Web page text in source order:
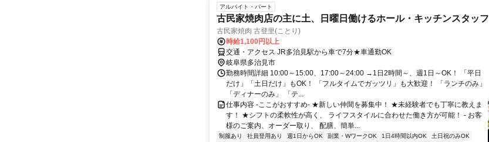
アルバイト・パート
古民家焼肉店の主に土、日曜日働けるホール・キッチンスタッフ
古民家焼肉 古登里(ことり)
時給1,100円以上
交通・アクセス JR多治見駅から車で7分★車通勤OK
岐阜県多治見市
勤務時間詳細 10:00～15:00、17:00～24:00 →1日2時間～、週1日～OK！ 「平日
だけ」「土日だけ」もOK！ 「フルタイムでガッツリ」も大歓迎！ 「ランチのみ」
「ディナーのみ」 「テ...
仕事内容 -ここがおすすめ- ★新しい仲間を募集中！ ★未経験者でも丁寧に教えま
す！ ★シフトの柔軟性が高く、 ライフスタイルに合わせた働き方が可能！ - お客
様のご案内、オーダー取り、 配膳、簡単...
制服あり 社員登用あり 週1日からOK 副業・WワークOK 1日4時間以内OK
土日祝のみOK